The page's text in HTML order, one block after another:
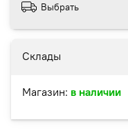
Склады
Магазин: в наличии
Выбрать